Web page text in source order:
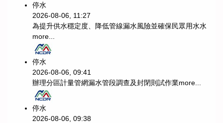
停水
2026-08-06, 11:27
為提升供水穩定度、降低管線漏水風險並確保民眾用水水
more...
停水
2026-08-06, 09:41
辦理分區計量管網漏水管段調查及封閉則試作業more...
停水
2026-08-06, 09:38